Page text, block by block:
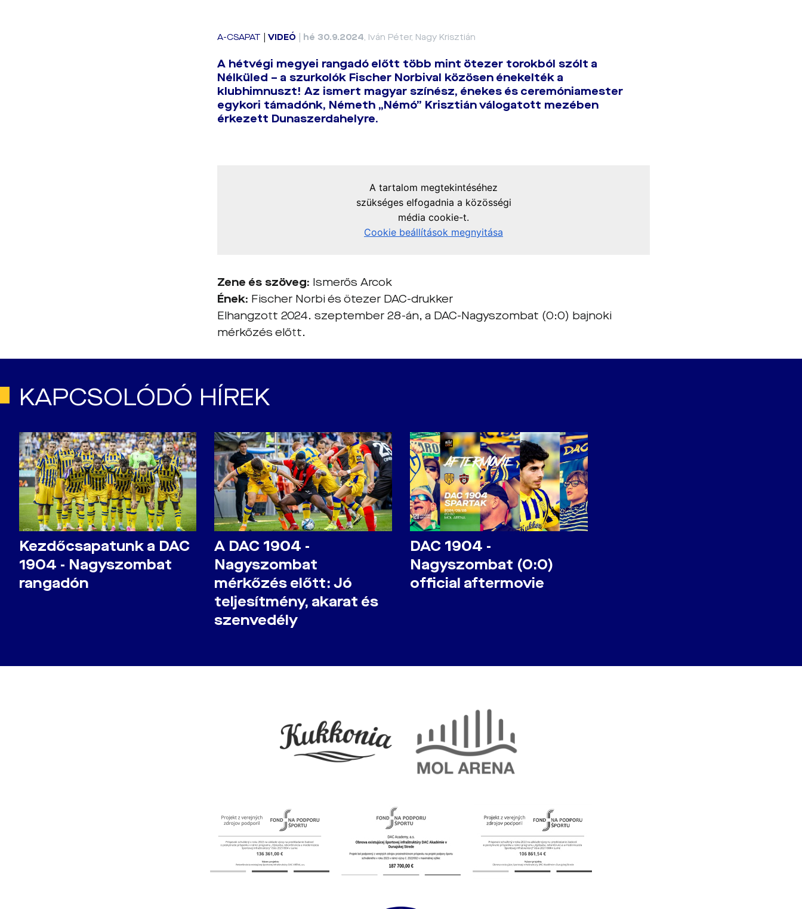
A-CSAPAT |VIDEÓ hé 30.9.2024, Iván Péter, Nagy Krisztián
A hétvégi megyei rangadó előtt több mint ötezer torokból szólt a
Nélküled – a szurkolók Fischer Norbival közösen énekelték a
klubhimnuszt! Az ismert magyar színész, énekes és ceremóniamester
egykori támadónk, Németh „Némó” Krisztián válogatott mezében
érkezett Dunaszerdahelyre.
Zene és szöveg: Ismerős Arcok
Ének: Fischer Norbi és ötezer DAC-drukker
Elhangzott 2024. szeptember 28-án, a DAC-Nagyszombat (0:0) bajnoki
mérkőzés előtt.
KAPCSOLÓDÓ HÍREK
Kezdőcsapatunk a DAC
1904 - Nagyszombat
rangadón
A DAC 1904 -
Nagyszombat
mérkőzés előtt: Jó
teljesítmény, akarat és
szenvedély
DAC 1904 -
Nagyszombat (0:0)
official aftermovie